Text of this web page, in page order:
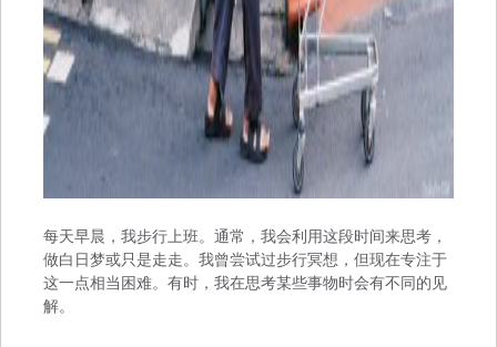
每天早晨，我步行上班。通常，我会利用这段时间来思考，
做白日梦或只是走走。我曾尝试过步行冥想，但现在专注于
这一点相当困难。有时，我在思考某些事物时会有不同的见
解。